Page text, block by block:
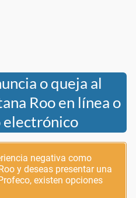
o queja al
Roo en línea o
electrónico
negativa como
y deseas presentar una
existen opciones